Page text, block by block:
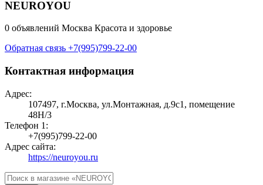
NEUROYOU
0 объявлений Москва Красота и здоровье
Обратная связь +7(995)799-22-00
Контактная информация
Адрес:
107497, г.Москва, ул.Монтажная, д.9с1, помещение
48Н/3
Телефон 1:
+7(995)799-22-00
Адрес сайта:
https://neuroyou.ru